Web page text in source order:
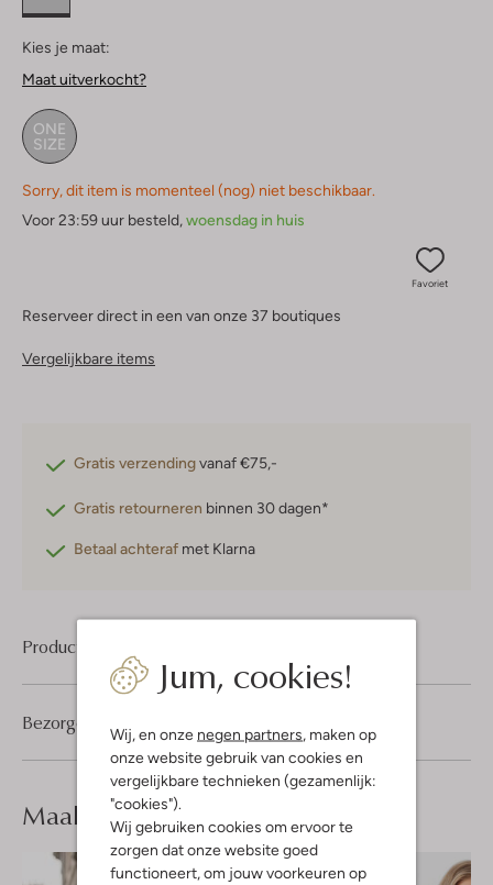
Jum, cookies!
Wij, en onze negen partners, maken op
onze website gebruik van cookies en
vergelijkbare technieken (gezamenlijk:
"cookies").
Wij gebruiken cookies om ervoor te
zorgen dat onze website goed
functioneert, om jouw voorkeuren op
Kies je maat:
Maat uitverkocht?
ONE
SIZE
Sorry, dit item is momenteel (nog) niet beschikbaar.
Voor 23:59 uur besteld,woensdag in huis
Favoriet
Reserveer direct in een van onze 37 boutiques
Vergelijkbare items
Gratis verzendingvanaf €75,-
Gratis retourneren binnen 30 dagen*
Betaal achteraf met Klarna
Product informatie
Bezorgen & retourneren
Maak jelook compleet